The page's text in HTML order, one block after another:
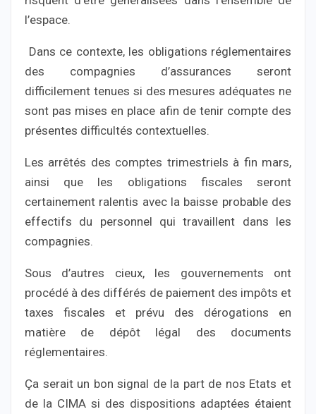
l’espace.
Dans ce contexte, les obligations réglementaires
des compagnies d’assurances seront
difficilement tenues si des mesures adéquates ne
sont pas mises en place afin de tenir compte des
présentes difficultés contextuelles.
Les arrêtés des comptes trimestriels à fin mars,
ainsi que les obligations fiscales seront
certainement ralentis avec la baisse probable des
effectifs du personnel qui travaillent dans les
compagnies.
Sous d’autres cieux, les gouvernements ont
procédé à des différés de paiement des impôts et
taxes fiscales et prévu des dérogations en
matière de dépôt légal des documents
réglementaires.
Ça serait un bon signal de la part de nos Etats et
de la CIMA si des dispositions adaptées étaient